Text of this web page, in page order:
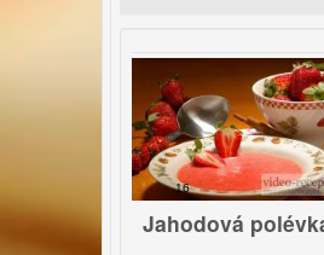
Jahodová polévka